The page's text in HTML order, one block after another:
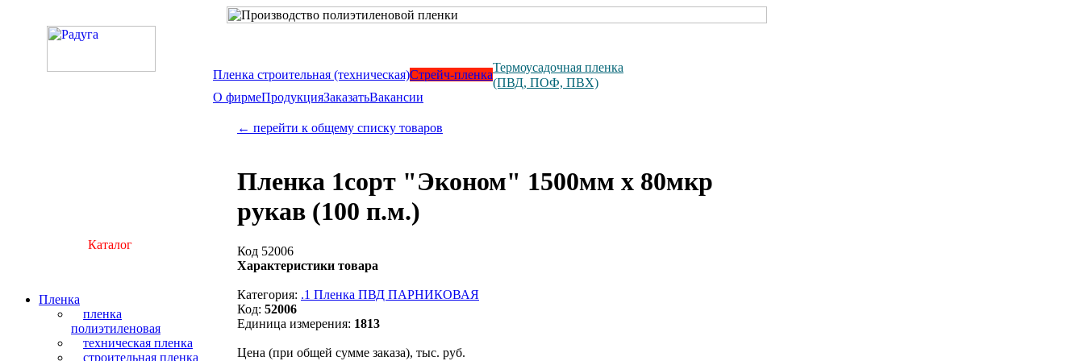
Пленка строительная (техническая)Стрейч-пленка
Термоусадочная пленка
(ПВД, ПОФ, ПВХ)
О фирмеПродукцияЗаказатьВакансии
← перейти к общему списку товаров
Пленка 1сорт "Эконом" 1500мм х 80мкр
рукав (100 п.м.)
Код 52006
Характеристики товара
Категория: .1 Пленка ПВД ПАРНИКОВАЯ
Код: 52006
Единица измерения: 1813
Цена (при общей сумме заказа), тыс. руб.
Каталог
Пленка
пленка
полиэтиленовая
техническая пленка
строительная пленка